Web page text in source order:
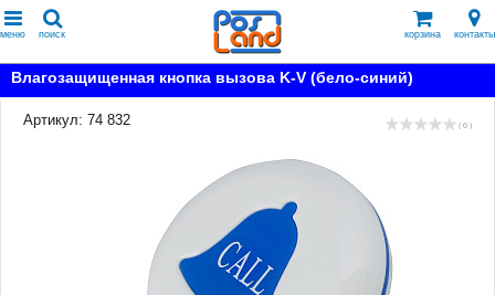
меню поиск корзина контакты
Влагозащищенная кнопка вызова K-V (бело-синий)
Артикул: 74 832 ( 0 )